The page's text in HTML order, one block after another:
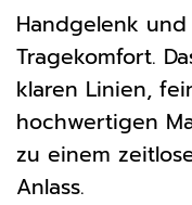
Handgelenk
Tragekomfort.
klaren Linien,
hochwertigen
zu einem
Anlass.